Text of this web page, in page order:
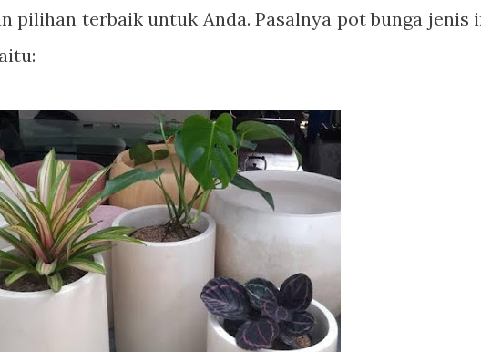
pilihan terbaik untuk Anda. Pasalnya pot bunga jenis